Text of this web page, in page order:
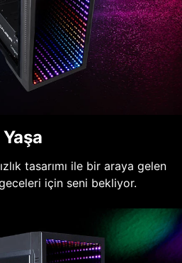
tasarımı ile bir araya gelen
için seni bekliyor.